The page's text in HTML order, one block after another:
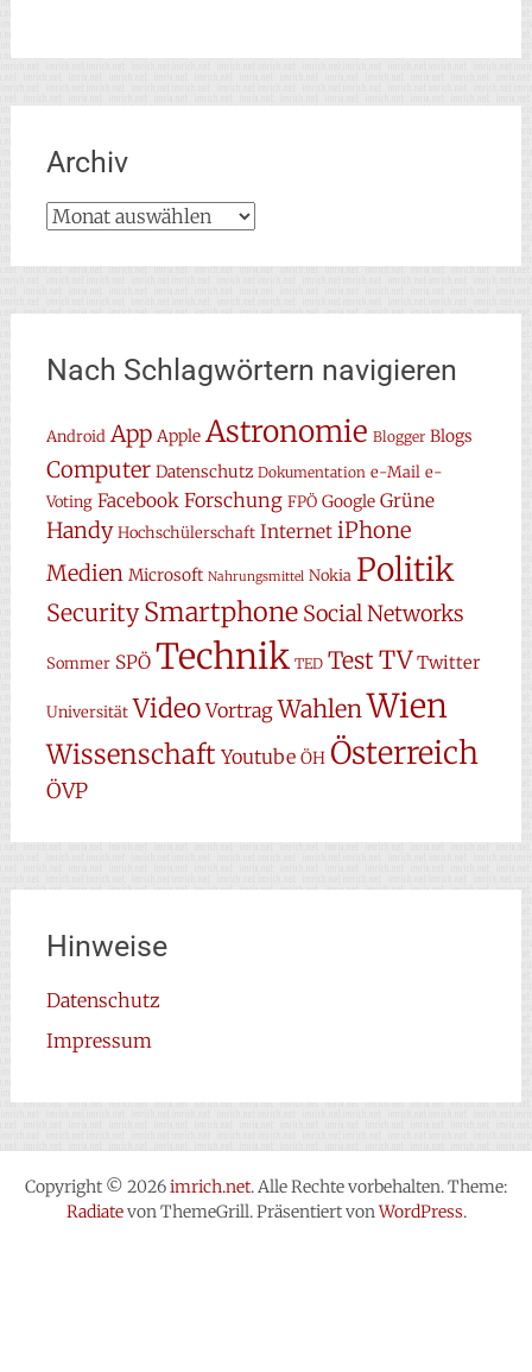
Archiv
Archiv
Nach Schlagwörtern navigieren
Android App Apple Astronomie Blogger Blogs
Computer Datenschutz Dokumentation e-Mail e-
Voting Facebook Forschung FPÖ Google Grüne
Handy Hochschülerschaft Internet iPhone
Medien Microsoft Nahrungsmittel Nokia Politik
Security Smartphone Social Networks
Sommer SPÖ Technik TED Test TV Twitter
Universität Video Vortrag Wahlen Wien
Wissenschaft Youtube ÖH Österreich
ÖVP
Hinweise
Datenschutz
Impressum
Copyright © 2026imrich.net. Alle Rechte vorbehalten. Theme:
Radiatevon ThemeGrill. Präsentiert vonWordPress.